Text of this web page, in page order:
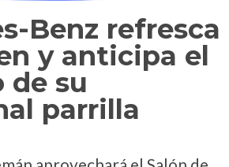
Benz refresca
y anticipa el
de su
parrilla